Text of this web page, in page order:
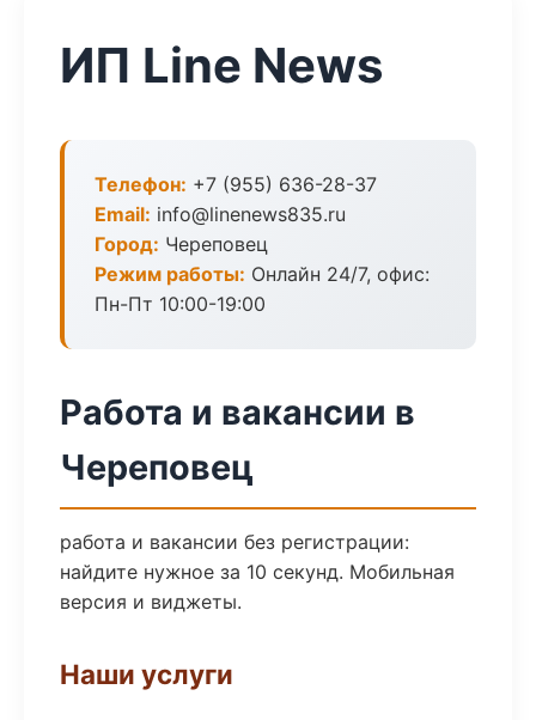
ИП Line News
Телефон: +7 (955) 636-28-37
Email: info@linenews835.ru
Город: Череповец
Режим работы: Онлайн 24/7, офис:
Пн-Пт 10:00-19:00
Работа и вакансии в
Череповец
работа и вакансии без регистрации:
найдите нужное за 10 секунд. Мобильная
версия и виджеты.
Наши услуги